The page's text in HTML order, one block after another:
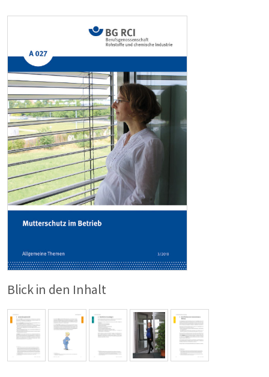
Blick in den Inhalt